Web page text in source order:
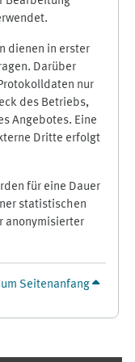
dienen in erster
Darüber
nur
des Betriebs,
Angebotes. Eine
Dritte erfolgt
für eine Dauer
statistischen
anonymisierter
Seitenanfang